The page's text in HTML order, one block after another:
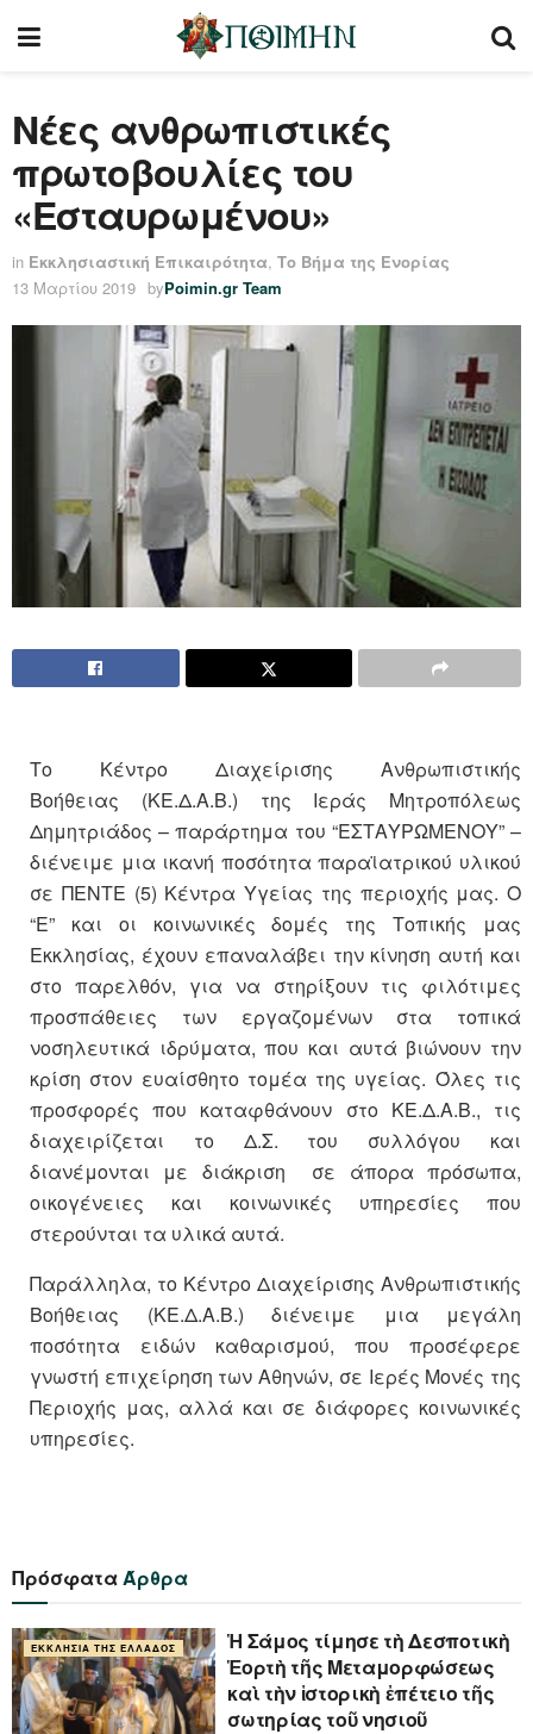
Νέες ανθρωπιστικές
πρωτοβουλίες του
«Εσταυρωμένου»
in Εκκλησιαστική Επικαιρότητα, Το Βήμα της Ενορίας
13 Μαρτίου 2019 byPoimin.gr Team
Το Κέντρο Διαχείρισης Ανθρωπιστικής
Βοήθειας (ΚΕ.Δ.Α.Β.) της Ιεράς Μητροπόλεως
Δημητριάδος – παράρτημα του “ΕΣΤΑΥΡΩΜΕΝΟΥ” –
διένειμε μια ικανή ποσότητα παραϊατρικού υλικού
σε ΠΕΝΤΕ (5) Κέντρα Υγείας της περιοχής μας. Ο
“Ε” και οι κοινωνικές δομές της Τοπικής μας
Εκκλησίας, έχουν επαναλάβει την κίνηση αυτή και
στο παρελθόν, για να στηρίξουν τις φιλότιμες
προσπάθειες των εργαζομένων στα τοπικά
νοσηλευτικά ιδρύματα, που και αυτά βιώνουν την
κρίση στον ευαίσθητο τομέα της υγείας. Όλες τις
προσφορές που καταφθάνουν στο ΚΕ.Δ.Α.Β., τις
διαχειρίζεται το Δ.Σ. του συλλόγου και
διανέμονται με διάκριση σε άπορα πρόσωπα,
οικογένειες και κοινωνικές υπηρεσίες που
στερούνται τα υλικά αυτά.
Παράλληλα, το Κέντρο Διαχείρισης Ανθρωπιστικής
Βοήθειας (ΚΕ.Δ.Α.Β.) διένειμε μια μεγάλη
ποσότητα ειδών καθαρισμού, που προσέφερε
γνωστή επιχείρηση των Αθηνών, σε Ιερές Μονές της
Περιοχής μας, αλλά και σε διάφορες κοινωνικές
υπηρεσίες.
ΠρόσφαταΆρθρα
ΕΚΚΛΗΣΊΑ ΤΗΣ ΕΛΛΆΔΟΣ
Ἡ Σάμος τίμησε τὴ Δεσποτικὴ
Ἑορτὴ τῆς Μεταμορφώσεως
καὶ τὴν ἱστορικὴ ἐπέτειο τῆς
σωτηρίας τοῦ νησιοῦ